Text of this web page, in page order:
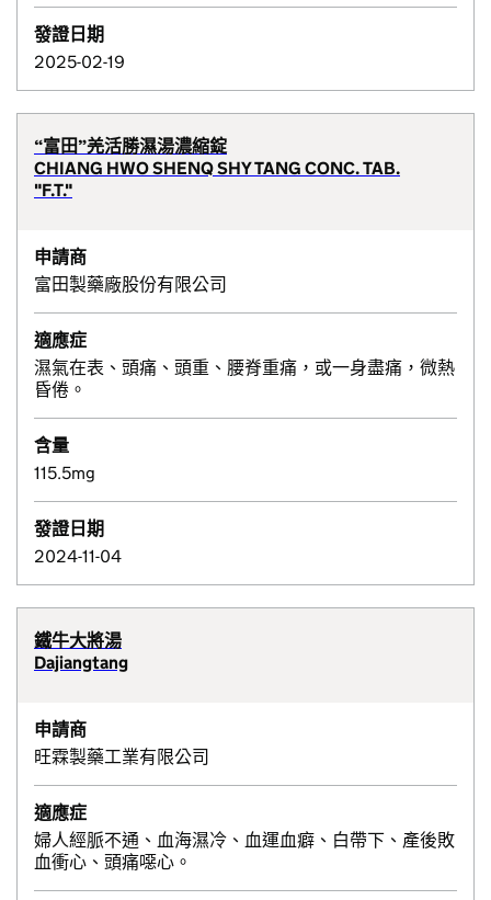
發證日期
2025-02-19
“富田”羌活勝濕湯濃縮錠
CHIANG HWO SHENQ SHY TANG CONC. TAB.
"F.T."
申請商
富田製藥廠股份有限公司
適應症
濕氣在表、頭痛、頭重、腰脊重痛，或一身盡痛，微熱
昏倦。
含量
115.5mg
發證日期
2024-11-04
鐵牛大將湯
Dajiangtang
申請商
旺霖製藥工業有限公司
適應症
婦人經脈不通、血海濕冷、血運血癖、白帶下、產後敗
血衝心、頭痛噁心。